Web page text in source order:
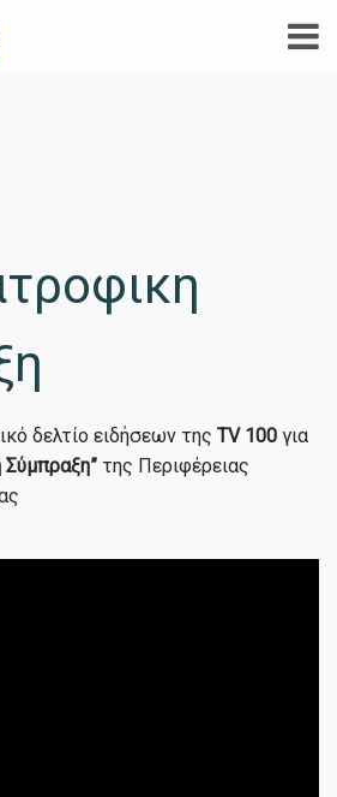
δελτίο ειδήσεων της TV 100 για
Σύμπραξη” της Περιφέρειας